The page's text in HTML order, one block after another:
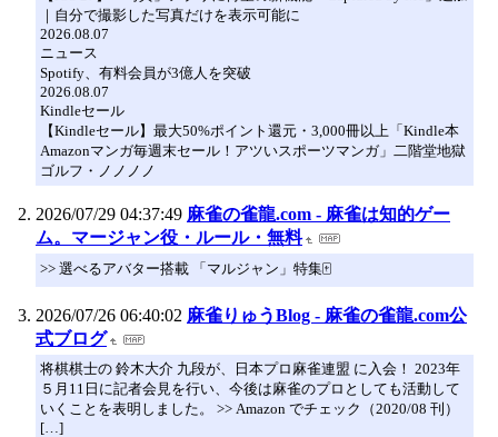
｜自分で撮影した写真だけを表示可能に
2026.08.07
ニュース
Spotify、有料会員が3億人を突破
2026.08.07
Kindleセール
【Kindleセール】最大50%ポイント還元・3,000冊以上「Kindle本
Amazonマンガ毎週末セール！アツいスポーツマンガ」二階堂地獄
ゴルフ・ノノノノ
2026/07/29 04:37:49 麻雀の雀龍.com - 麻雀は知的ゲー
ム。マージャン役・ルール・無料
>> 選べるアバター搭載 「マルジャン」特集🀄
2026/07/26 06:40:02 麻雀りゅうBlog - 麻雀の雀龍.com公
式ブログ
将棋棋士の 鈴木大介 九段が、日本プロ麻雀連盟 に入会！ 2023年
５月11日に記者会見を行い、今後は麻雀のプロとしても活動して
いくことを表明しました。 >> Amazon でチェック（2020/08 刊）
[…]